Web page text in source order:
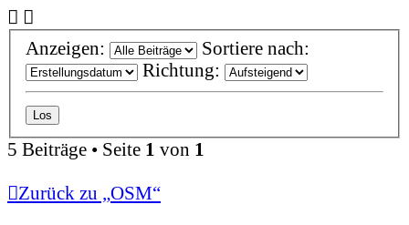
Anzeigen:
Sortiere nach:
Richtung:
5 Beiträge • Seite 1 von 1
Zurück zu „OSM“